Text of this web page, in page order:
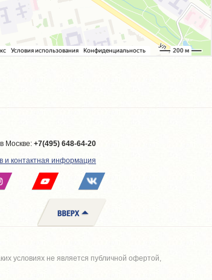
Москве: +7(495) 648-64-20
и контактная информация
условиях не является публичной офертой,